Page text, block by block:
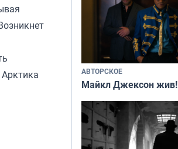
АВТОРСКОЕ
Майкл Джексон жив!